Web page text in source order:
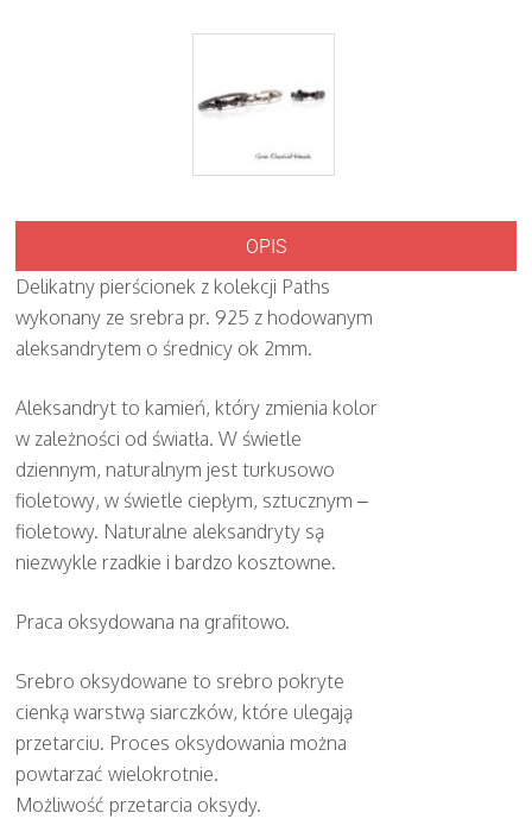
OPIS
Delikatny pierścionek z kolekcji Paths
wykonany ze srebra pr. 925 z hodowanym
aleksandrytem o średnicy ok 2mm.
Aleksandryt to kamień, który zmienia kolor
w zależności od światła. W świetle
dziennym, naturalnym jest turkusowo
fioletowy, w świetle ciepłym, sztucznym –
fioletowy. Naturalne aleksandryty są
niezwykle rzadkie i bardzo kosztowne.
Praca oksydowana na grafitowo.
Srebro oksydowane to srebro pokryte
cienką warstwą siarczków, które ulegają
przetarciu. Proces oksydowania można
powtarzać wielokrotnie.
Możliwość przetarcia oksydy.